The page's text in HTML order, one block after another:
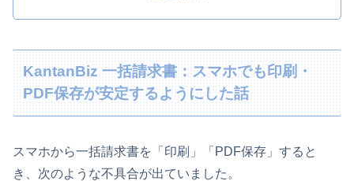
KantanBiz 一括請求書：スマホでも印刷・
PDF保存が安定するようにした話
スマホから一括請求書を「印刷」「PDF保存」すると
き、次のような不具合が出ていました。